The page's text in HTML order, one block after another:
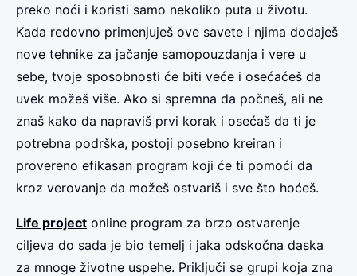
preko noći i koristi samo nekoliko puta u životu.
Kada redovno primenjuješ ove savete i njima dodaješ
nove tehnike za jačanje samopouzdanja i vere u
sebe, tvoje sposobnosti će biti veće i osećaćeš da
uvek možeš više. Ako si spremna da počneš, ali ne
znaš kako da napraviš prvi korak i osećaš da ti je
potrebna podrška, postoji posebno kreiran i
provereno efikasan program koji će ti pomoći da
kroz verovanje da možeš ostvariš i sve što hoćeš.
Life project online program za brzo ostvarenje
ciljeva do sada je bio temelj i jaka odskočna daska
za mnoge životne uspehe. Priključi se grupi koja zna